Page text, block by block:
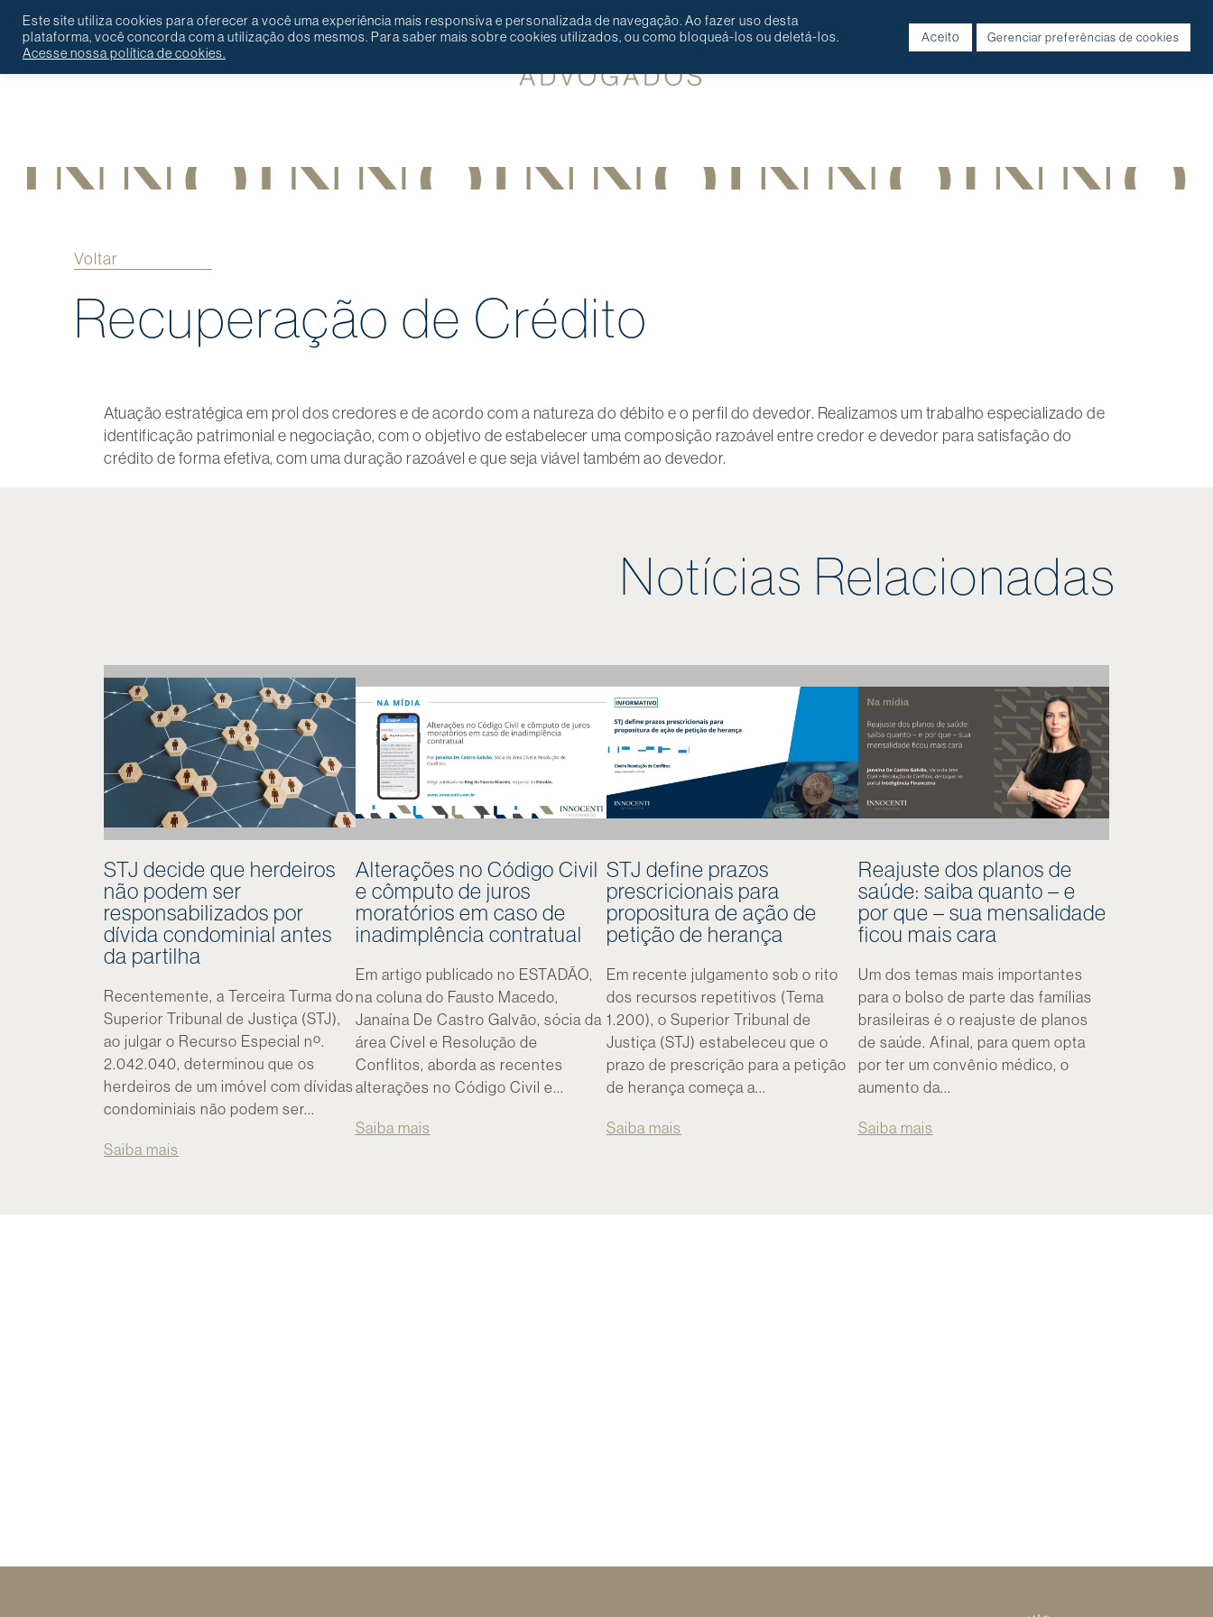
Português English
Voltar
Recuperação de Crédito
Atuação estratégica em prol dos credores e de acordo com a natureza do débito e o perfil do devedor. Realizamos um trabalho especializado de
identificação patrimonial e negociação, com o objetivo de estabelecer uma composição razoável entre credor e devedor para satisfação do
crédito de forma efetiva, com uma duração razoável e que seja viável também ao devedor.
Notícias Relacionadas
STJ decide que herdeiros
não podem ser
responsabilizados por
dívida condominial antes
da partilha
Recentemente, a Terceira Turma do
Superior Tribunal de Justiça (STJ),
ao julgar o Recurso Especial nº.
2.042.040, determinou que os
herdeiros de um imóvel com dívidas
condominiais não podem ser...
Saiba mais
Alterações no Código Civil
e cômputo de juros
moratórios em caso de
inadimplência contratual
Em artigo publicado no ESTADÃO,
na coluna do Fausto Macedo,
Janaína De Castro Galvão, sócia da
área Cível e Resolução de
Conflitos, aborda as recentes
alterações no Código Civil e...
Saiba mais
STJ define prazos
prescricionais para
propositura de ação de
petição de herança
Em recente julgamento sob o rito
dos recursos repetitivos (Tema
1.200), o Superior Tribunal de
Justiça (STJ) estabeleceu que o
prazo de prescrição para a petição
de herança começa a...
Saiba mais
Reajuste dos planos de
saúde: saiba quanto – e
por que – sua mensalidade
ficou mais cara
Um dos temas mais importantes
para o bolso de parte das famílias
brasileiras é o reajuste de planos
de saúde. Afinal, para quem opta
por ter um convênio médico, o
aumento da...
Saiba mais
Este site utiliza cookies para oferecer a você uma experiência mais responsiva e personalizada de navegação. Ao fazer uso desta
plataforma, você concorda com a utilização dos mesmos. Para saber mais sobre cookies utilizados, ou como bloqueá-los ou deletá-los.
Acesse nossa política de cookies.
Aceito Gerenciar preferências de cookies